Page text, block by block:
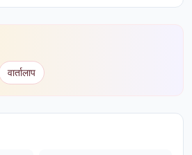
वार्तालाप